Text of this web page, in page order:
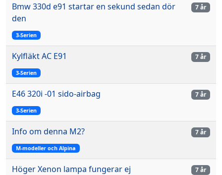
Bmw 330d e91 startar en sekund sedan dör
den
3-Serien
7 år
Kylfläkt AC E91
3-Serien
7 år
E46 320i -01 sido-airbag
3-Serien
7 år
Info om denna M2?
M-modeller och Alpina
7 år
Höger Xenon lampa fungerar ej 7 år